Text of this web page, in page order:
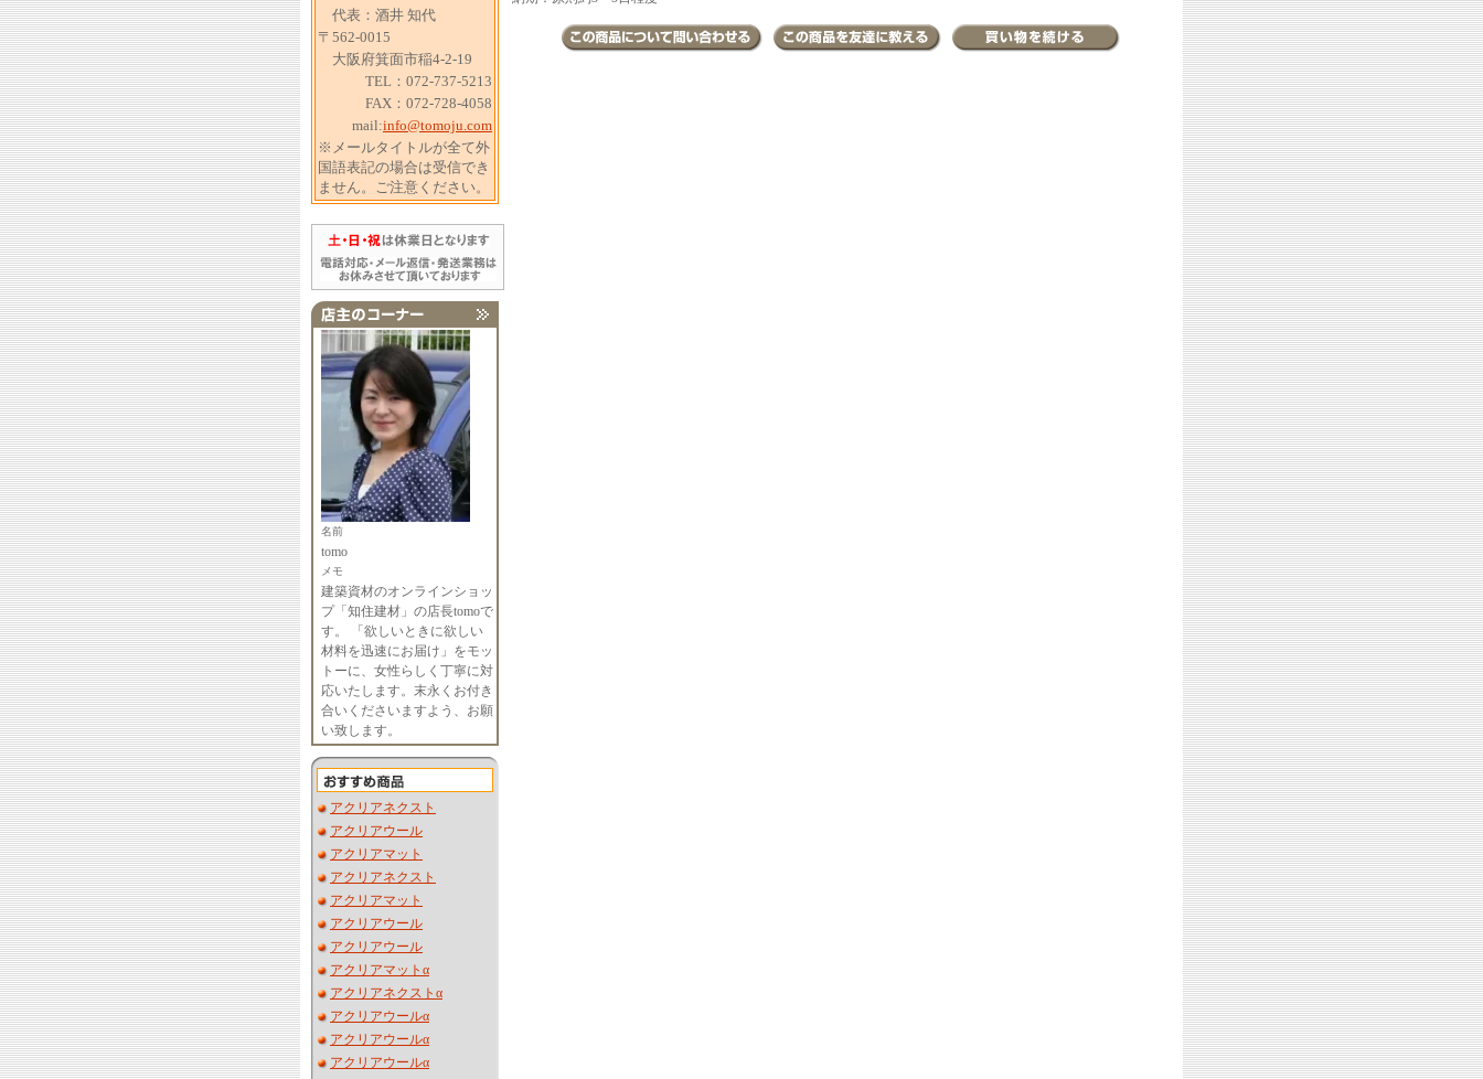
代表：酒井 知代
〒562-0015
大阪府箕面市稲4-2-19
TEL：072-737-5213
FAX：072-728-4058
mail:info@tomoju.com
※メールタイトルが全て外
国語表記の場合は受信でき
ません。ご注意ください。
名前
tomo
メモ
建築資材のオンラインショッ
プ「知住建材」の店長tomoで
す。 「欲しいときに欲しい
材料を迅速にお届け」をモッ
トーに、女性らしく丁寧に対
応いたします。末永くお付き
合いくださいますよう、お願
い致します。
アクリアネクスト
アクリアウール
アクリアマット
アクリアネクスト
アクリアマット
アクリアウール
アクリアウール
アクリアマットα
アクリアネクストα
アクリアウールα
アクリアウールα
アクリアウールα